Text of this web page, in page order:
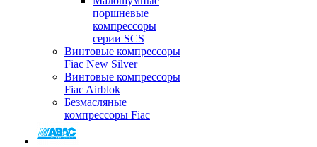
поршневые
компрессоры
серии SCS
Винтовые компрессоры
Fiac New Silver
Винтовые компрессоры
Fiac Airblok
Безмасляные
компрессоры Fiac